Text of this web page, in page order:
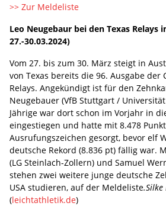
>> Zur Meldeliste
Leo Neugebaur bei den Texas Relays
27.-30.03.2024)
Vom 27. bis zum 30. März steigt in
von Texas bereits die 96. Ausgabe der
Relays. Angekündigt ist für den
Neugebauer (VfB Stuttgart /
Jährige war dort schon im Vorjahr in
eingestiegen und hatte mit 8.478
Ausrufungszeichen gesorgt, bevor elf
deutsche Rekord (8.836 pt) fällig war.
(LG Steinlach-Zollern) und Samuel
stehen zwei weitere junge deutsche
USA studieren, auf der Meldeliste
(leichtathletik.de)